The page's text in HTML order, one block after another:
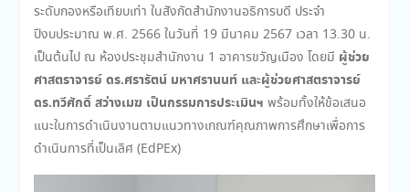
ระดับกองหรือเทียบเท่า ในสังกัดสำนักงานอธิการบดี ประจำ
ปีงบประมาณ พ.ศ. 2566 ในวันที่ 19 มีนาคม 2567 เวลา 13.30 น.
เป็นต้นไป ณ ห้องประชุมสำนักงาน 1 อาคารขวัญเมือง โดยมี ผู้ช่วย
ศาสตราจารย์ ดร.ศรารัตน์ มหาศรานนท์ และผู้ช่วยศาสตราจารย์
ดร.ทวีศักดิ์ สว่างเมฆ เป็นกรรมการประเมินฯ พร้อมทั้งให้ข้อเสนอ
แนะในการดำเนินงานตามแนวทางเกณฑ์คุณภาพการศึกษาเพื่อการ
ดำเนินการที่เป็นเลิศ (EdPEx)